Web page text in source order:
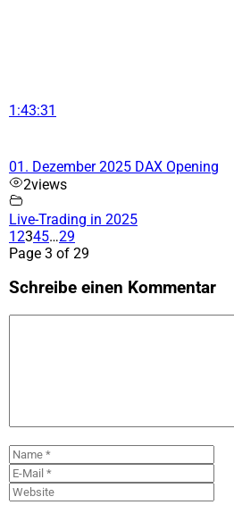
1:43:31
01. Dezember 2025 DAX Opening
2views
Live-Trading in 2025
12345…29
Page 3 of 29
Schreibe einen Kommentar
Name
Mail